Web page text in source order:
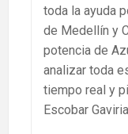
toda la ayuda
de Medellín y
potencia de
analizar toda
tiempo real y
Escobar